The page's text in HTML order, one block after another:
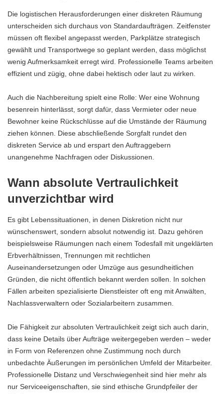
Die logistischen Herausforderungen einer diskreten Räumung
unterscheiden sich durchaus von Standardaufträgen. Zeitfenster
müssen oft flexibel angepasst werden, Parkplätze strategisch
gewählt und Transportwege so geplant werden, dass möglichst
wenig Aufmerksamkeit erregt wird. Professionelle Teams arbeiten
effizient und zügig, ohne dabei hektisch oder laut zu wirken.
Auch die Nachbereitung spielt eine Rolle: Wer eine Wohnung
besenrein hinterlässt, sorgt dafür, dass Vermieter oder neue
Bewohner keine Rückschlüsse auf die Umstände der Räumung
ziehen können. Diese abschließende Sorgfalt rundet den
diskreten Service ab und erspart den Auftraggebern
unangenehme Nachfragen oder Diskussionen.
Wann absolute Vertraulichkeit
unverzichtbar wird
Es gibt Lebenssituationen, in denen Diskretion nicht nur
wünschenswert, sondern absolut notwendig ist. Dazu gehören
beispielsweise Räumungen nach einem Todesfall mit ungeklärten
Erbverhältnissen, Trennungen mit rechtlichen
Auseinandersetzungen oder Umzüge aus gesundheitlichen
Gründen, die nicht öffentlich bekannt werden sollen. In solchen
Fällen arbeiten spezialisierte Dienstleister oft eng mit Anwälten,
Nachlassverwaltern oder Sozialarbeitern zusammen.
Die Fähigkeit zur absoluten Vertraulichkeit zeigt sich auch darin,
dass keine Details über Aufträge weitergegeben werden – weder
in Form von Referenzen ohne Zustimmung noch durch
unbedachte Äußerungen im persönlichen Umfeld der Mitarbeiter.
Professionelle Distanz und Verschwiegenheit sind hier mehr als
nur Serviceeigenschaften, sie sind ethische Grundpfeiler der